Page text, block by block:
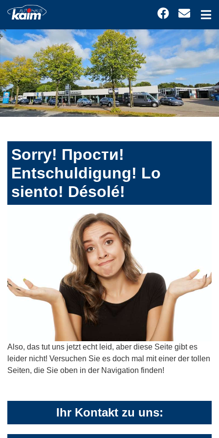
Sorry! Прости!
Entschuldigung! Lo
siento! Désolé!
Also, das tut uns jetzt echt leid, aber diese Seite gibt es
leider nicht! Versuchen Sie es doch mal mit einer der tollen
Seiten, die Sie oben in der Navigation finden!
Ihr Kontakt zu uns: